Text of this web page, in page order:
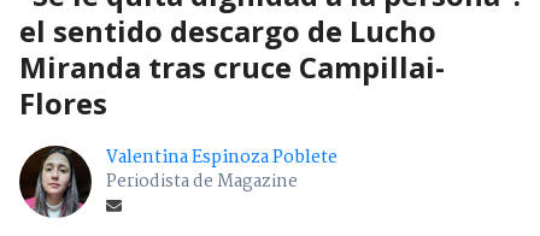
el sentido descargo de Lucho
Miranda tras cruce Campillai-
Flores
Valentina Espinoza Poblete
Periodista de Magazine